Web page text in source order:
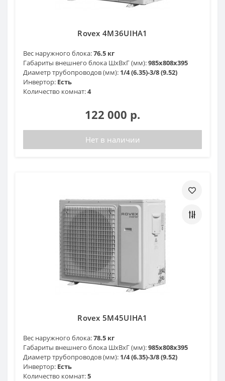
Rovex 4M36UIHA1
Вес наружного блока:76.5 кг
Габариты внешнего блока ШхВхГ (мм):985х808х395
Диаметр трубопроводов (мм): 1/4 (6.35)-3/8 (9.52)
Инвертор: Есть
Количество комнат:4
122 000 р.
Нет в наличии
Rovex 5M45UIHA1
Вес наружного блока:78.5 кг
Габариты внешнего блока ШхВхГ (мм):985х808х395
Диаметр трубопроводов (мм): 1/4 (6.35)-3/8 (9.52)
Инвертор: Есть
Количество комнат:5